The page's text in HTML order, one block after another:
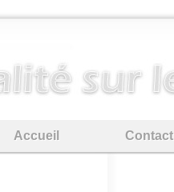
Accueil Contact